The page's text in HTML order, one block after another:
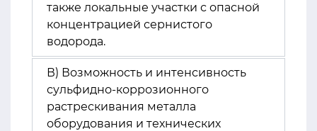
также локальные участки с опасной
концентрацией сернистого
водорода.
В) Возможность и интенсивность
сульфидно-коррозионного
растрескивания металла
оборудования и технических